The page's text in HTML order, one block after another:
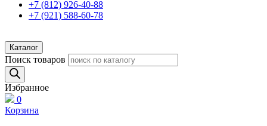
+7 (812) 926-40-88
+7 (921) 588-60-78
Каталог
Поиск товаров
Избранное
0
Корзина